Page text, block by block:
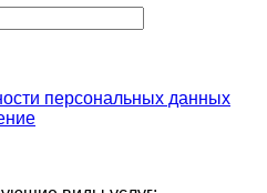
персональных данных